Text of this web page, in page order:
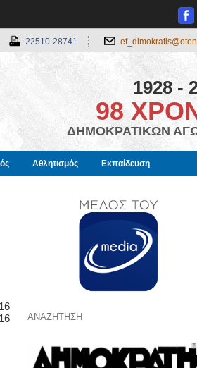
22510-28741
1928 -
98
ΔΗΜΟΚΡΑΤΙΚΩΝ
Αθλητισμός Εκπαίδευση